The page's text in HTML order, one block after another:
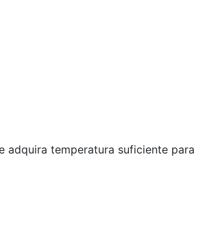
adquira temperatura suficiente para